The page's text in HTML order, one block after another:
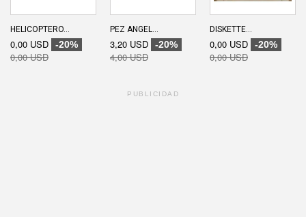
HELICOPTERO...
0,00 USD -20%
0,00 USD
PEZ ANGEL...
3,20 USD -20%
4,00 USD
DISKETTE...
0,00 USD -20%
0,00 USD
PUBLICIDAD